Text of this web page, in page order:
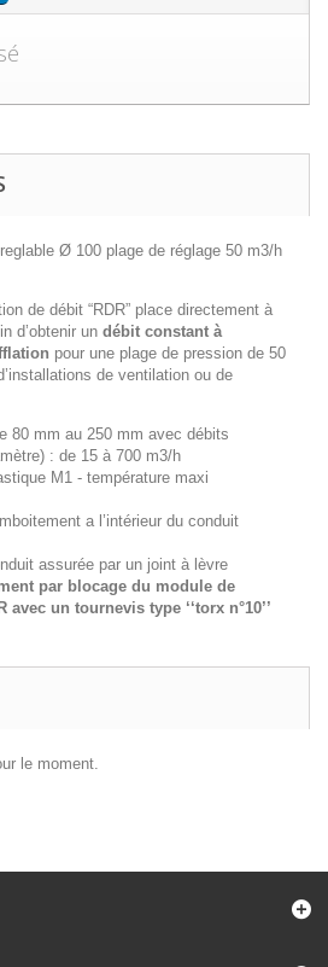
Ø 100 plage de réglage 50 m3/h
de débit “RDR” place directement à
d’obtenir un débit constant à
pour une plage de pression de 50
de ventilation ou de
80 mm au 250 mm avec débits
: de 15 à 700 m3/h
M1 - température maxi
a l’intérieur du conduit
assurée par un joint à lèvre
par blocage du module de
un tournevis type ‘‘torx n°10’’
le moment.